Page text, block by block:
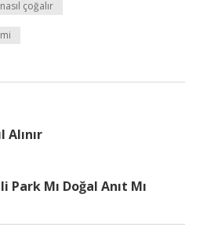
çoğalır
Alınır
Mı Doğal Anıt Mı